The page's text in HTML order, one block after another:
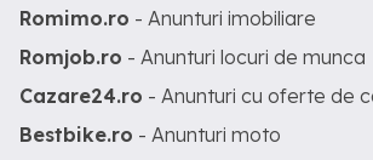
Romimo.ro - Anunturi imobiliare
Romjob.ro - Anunturi locuri de munca
Cazare24.ro - Anunturi cu oferte de
Bestbike.ro - Anunturi moto